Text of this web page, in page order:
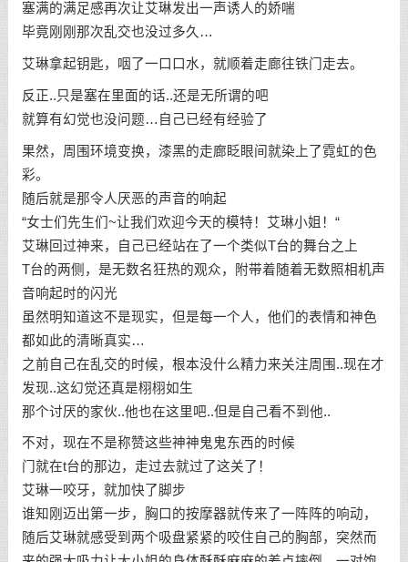
塞满的满足感再次让艾琳发出一声诱人的娇喘
毕竟刚刚那次乱交也没过多久…
艾琳拿起钥匙，咽了一口口水，就顺着走廊往铁门走去。
反正..只是塞在里面的话..还是无所谓的吧
就算有幻觉也没问题…自己已经有经验了
果然，周围环境变换，漆黑的走廊眨眼间就染上了霓虹的色
彩。
随后就是那令人厌恶的声音的响起
“女士们先生们~让我们欢迎今天的模特！艾琳小姐！“
艾琳回过神来，自己已经站在了一个类似T台的舞台之上
T台的两侧，是无数名狂热的观众，附带着随着无数照相机声
音响起时的闪光
虽然明知道这不是现实，但是每一个人，他们的表情和神色
都如此的清晰真实…
之前自己在乱交的时候，根本没什么精力来关注周围..现在才
发现..这幻觉还真是栩栩如生
那个讨厌的家伙..他也在这里吧..但是自己看不到他..
不对，现在不是称赞这些神神鬼鬼东西的时候
门就在t台的那边，走过去就过了这关了！
艾琳一咬牙，就加快了脚步
谁知刚迈出第一步，胸口的按摩器就传来了一阵阵的响动，
随后艾琳就感受到两个吸盘紧紧的咬住自己的胸部，突然而